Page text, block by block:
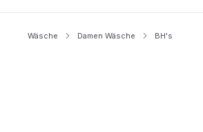
Wäsche Damen Wäsche BH's